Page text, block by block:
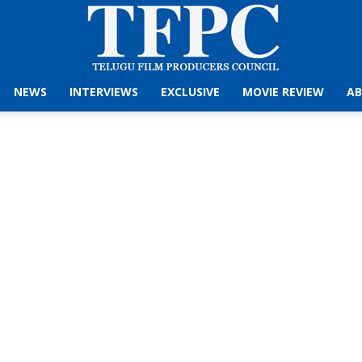
NEWS INTERVIEWS EXCLUSIVE MOVIE REVIEW